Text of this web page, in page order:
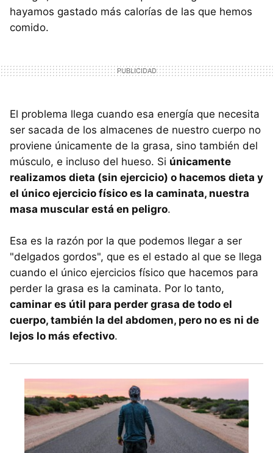
hayamos gastado más calorías de las que hemos
comido.
El problema llega cuando esa energía que necesita
ser sacada de los almacenes de nuestro cuerpo no
proviene únicamente de la grasa, sino también del
músculo, e incluso del hueso. Si únicamente
realizamos dieta (sin ejercicio) o hacemos dieta y
el único ejercicio físico es la caminata, nuestra
masa muscular está en peligro.
Esa es la razón por la que podemos llegar a ser
"delgados gordos", que es el estado al que se llega
cuando el único ejercicios físico que hacemos para
perder la grasa es la caminata. Por lo tanto,
caminar es útil para perder grasa de todo el
cuerpo, también la del abdomen, pero no es ni de
lejos lo más efectivo.